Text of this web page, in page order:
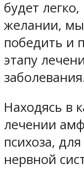
будет
желании,
победить и
этапу
Находясь в
лечении
психоза,
нервной